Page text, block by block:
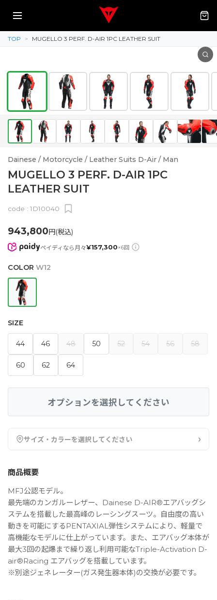
TOP > MUGELLO 3 PERF. D-AIR 1PC LEATHER SUIT
Dainese / Motorcycle / Leather Suits D-Air / Man
MUGELLO 3 PERF. D-AIR 1PC
LEATHER SUIT
code : 1D10040
943,800円(税込)
ペイディなら月々¥157,300×6回
COLOR W12
SIZE
44 46 48 50 52 54 56 58
60 62 64
オプションを選択してください
サイズ・カラーを選択してください ›
商品概要
MFJ公認モデル。
最先端のカンガルーレザー、Dainese D-AIR®エアバッグシ
ステムを搭載した最高峰のレーシングスーツ。自由度の高い
動きを可能にするPENTAXIAL弾性システムにより、軽量で
高機能なモデルに仕上がっています。また、エアバッグ本体が
最大3回の起爆まで繰り返し利用可能なTriple-Activation D-
air®Racing エアバッグを搭載しています。
※別途ジェネレーター(ガス発生器本体)の交換が必要です。